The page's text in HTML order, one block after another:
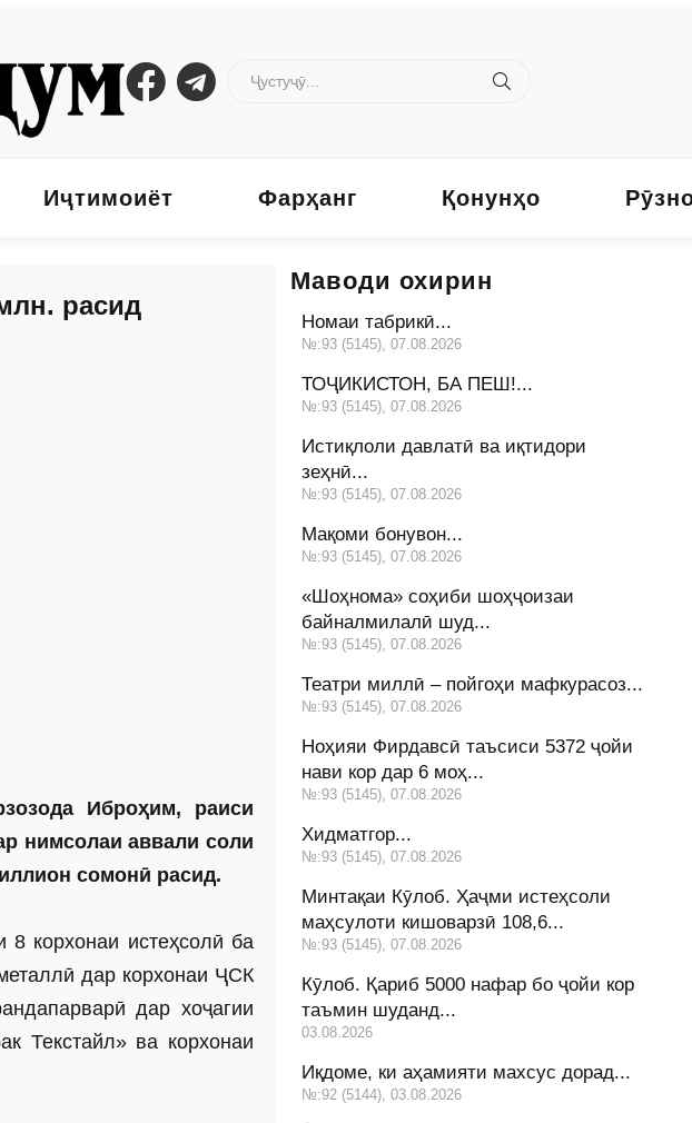
Иҷтимоиёт Фарҳанг Қонунҳо
расид
Иброҳим, раиси
нимсолаи аввали соли
сомонӣ расид.
корхонаи истеҳсолӣ ба
дар корхонаи ҶСК
дар хоҷагии
Текстайл» ва корхонаи
Маводи охирин
Номаи табрикӣ...
№:93 (5145), 07.08.2026
ТОҶИКИСТОН, БА ПЕШ!...
№:93 (5145), 07.08.2026
Истиқлоли давлатӣ ва иқтидори
зеҳнӣ...
№:93 (5145), 07.08.2026
Мақоми бонувон...
№:93 (5145), 07.08.2026
«Шоҳнома» соҳиби шоҳҷоизаи
байналмилалӣ шуд...
№:93 (5145), 07.08.2026
Театри миллӣ – пойгоҳи мафкурасоз...
№:93 (5145), 07.08.2026
Ноҳияи Фирдавсӣ таъсиси 5372 ҷойи
нави кор дар 6 моҳ...
№:93 (5145), 07.08.2026
Хидматгор...
№:93 (5145), 07.08.2026
Минтақаи Кӯлоб. Ҳаҷми истеҳсоли
маҳсулоти кишоварзӣ 108,6...
№:93 (5145), 07.08.2026
Кӯлоб. Қариб 5000 нафар бо ҷойи кор
таъмин шуданд...
03.08.2026
Иқдоме, ки аҳамияти махсус дорад...
№:92 (5144), 03.08.2026